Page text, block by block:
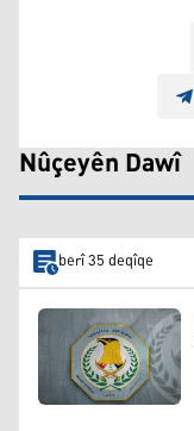
Nûçeyên Dawî
berî 35 deqîqe